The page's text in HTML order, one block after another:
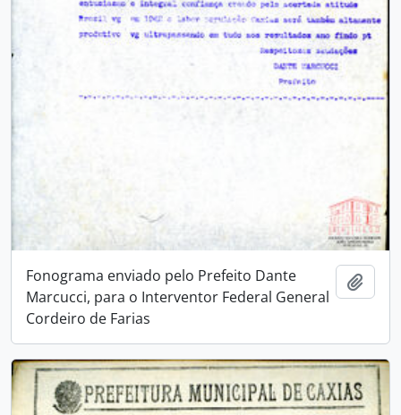
Fonograma enviado pelo Prefeito Dante
Marcucci, para o Interventor Federal General
Cordeiro de Farias